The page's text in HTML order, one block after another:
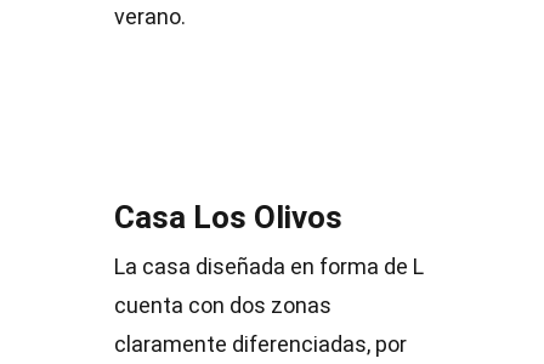
verano.
Casa Los Olivos
La casa diseñada en forma de L
cuenta con dos zonas
claramente diferenciadas, por